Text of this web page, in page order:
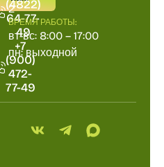
(4822)
64-77-
49
+7
(900)
472-
77-49
2
ВРЕМЯ РАБОТЫ:
вт-вс: 8:00 – 17:00
пн: выходной